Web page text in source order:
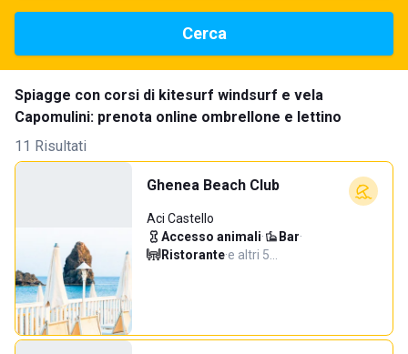
Cerca
Spiagge con corsi di kitesurf windsurf e vela
Capomulini: prenota online ombrellone e lettino
11 Risultati
Ghenea Beach Club
Aci Castello
Accesso animali· Bar·
Ristorante·e altri 5…